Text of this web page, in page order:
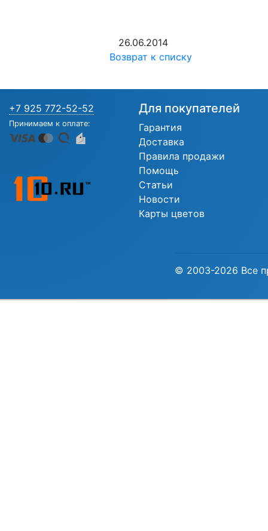
26.06.2014
Возврат к списку
+7 925 772-52-52
Принимаем к оплате:
Для покупателей
Гарантия
Доставка
Правила продажи
Помощь
Статьи
Новости
Карты цветов
© 2003-2026 Все